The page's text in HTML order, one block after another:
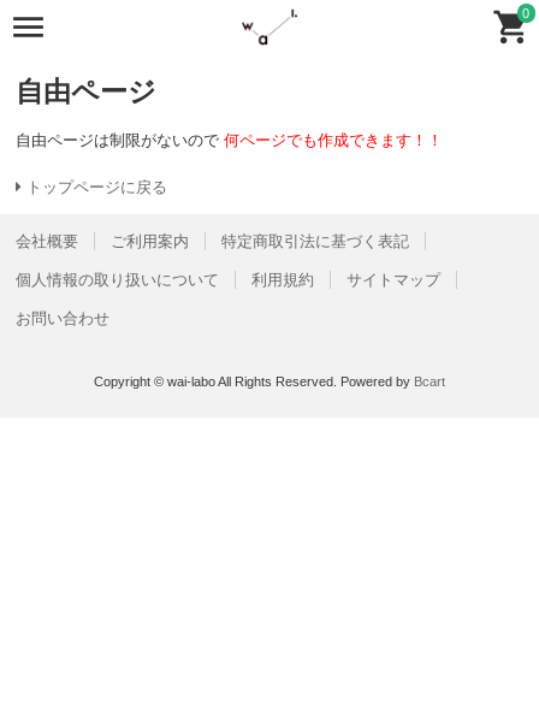
0
自由ページ
自由ページは制限がないので 何ページでも作成できます！！
トップページに戻る
会社概要 ご利用案内 特定商取引法に基づく表記
個人情報の取り扱いについて 利用規約 サイトマップ
お問い合わせ
Copyright © wai-labo All Rights Reserved. Powered by Bcart